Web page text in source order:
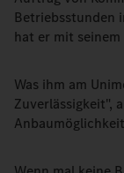
Betriebsstunden
hat er mit
Was ihm am
Zuverlässigkeit",